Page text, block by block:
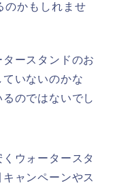
のかもしれませ
ースタンドのお
いないのかな
のではないでし
ウォータースタ
ャンペーンやス